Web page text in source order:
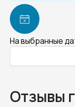
На выбранные
Отзывы